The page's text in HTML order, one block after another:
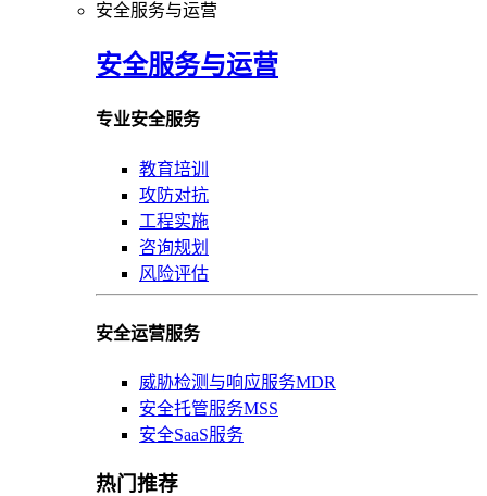
安全服务与运营
安全服务与运营
专业安全服务
教育培训
攻防对抗
工程实施
咨询规划
风险评估
安全运营服务
威胁检测与响应服务MDR
安全托管服务MSS
安全SaaS服务
热门推荐